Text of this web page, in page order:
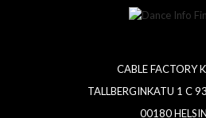
CABLE FACTORY
TALLBERGINKATU 1 C
00180